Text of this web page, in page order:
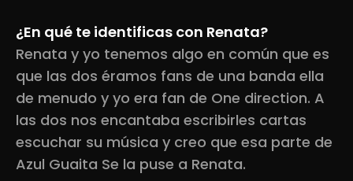
¿En qué te identificas con Renata?
Renata y yo tenemos algo en común que es
que las dos éramos fans de una banda ella
de menudo y yo era fan de One direction. A
las dos nos encantaba escribirles cartas
escuchar su música y creo que esa parte de
Azul Guaita Se la puse a Renata.